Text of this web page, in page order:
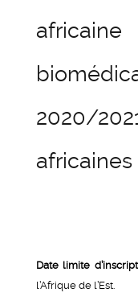
2020/
africaines
Date limite
l’Afrique de l’Est.